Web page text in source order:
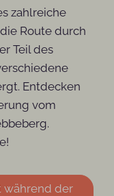
zahlreiche
Route durch
Teil des
Entdecken
vom
während der